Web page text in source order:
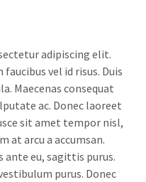
adipiscing elit.
vel id risus. Duis
Maecenas consequat
ac. Donec laoreet
sit amet tempor nisl,
at arcu a accumsan.
ante eu, sagittis purus.
purus. Donec